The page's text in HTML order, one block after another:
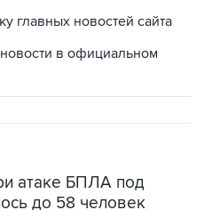
главных новостей сайта
в официальном
атаке БПЛА под
до 58 человек